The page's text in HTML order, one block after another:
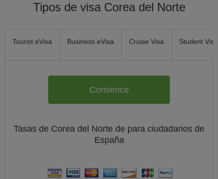
Tipos de visa Corea del Norte
Tourist eVisa Business eVisa Cruise Visa Student Visa
Comience
Tasas de Corea del Norte de para ciudadanos de
España